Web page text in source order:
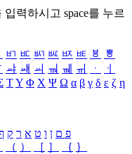
입력하시고 space를 누르
ㅲ ㅳ ㅴ ㅵ ㅶ ㅷ ㅸ
ㅹ
ㆇ ㆈ ㆉ ㆊ ㆋ ㆌ ㆍ
ㆎ
ΤΥ Φ Χ Ψ Ω α β γ δ ε ζ η
פ ם ן ו ט א ר ק
（ ） ［ ］ ｛ ｝